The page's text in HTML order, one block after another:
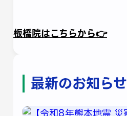
板橋院はこちらから👉
最新のお知らせ